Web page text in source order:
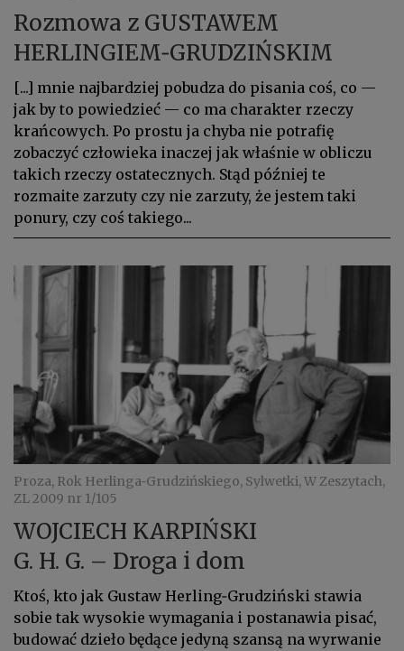
Rozmowa z GUSTAWEM
HERLINGIEM‑GRUDZIŃSKIM
[...] mnie najbardziej pobudza do pisania coś, co —
jak by to powiedzieć — co ma charakter rzeczy
krańcowych. Po prostu ja chyba nie potrafię
zobaczyć człowieka inaczej jak właśnie w obliczu
takich rzeczy ostatecznych. Stąd później te
rozmaite zarzuty czy nie zarzuty, że jestem taki
ponury, czy coś takiego...
Proza, Rok Herlinga‑Grudzińskiego, Sylwetki, W Zeszytach,
ZL 2009 nr 1/105
WOJCIECH KARPIŃSKI
G. H. G. – Droga i dom
Ktoś, kto jak Gustaw Herling‑Grudziński stawia
sobie tak wysokie wymagania i postanawia pisać,
budować dzieło będące jedyną szansą na wyrwanie